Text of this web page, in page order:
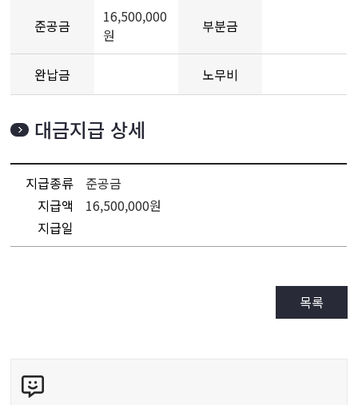
준공금
16,500,000
원
부분금
완납금 노무비
대금지급 상세
지급종류
준공금
지급액
16,500,000원
지급일
목록
텐